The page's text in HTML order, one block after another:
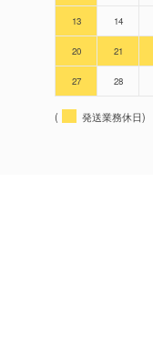
13 14
20 21
27 28
( 発送業務休日)